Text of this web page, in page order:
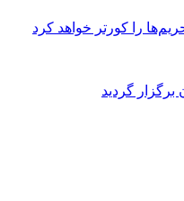
را کورتر خواهد کرد
گردید